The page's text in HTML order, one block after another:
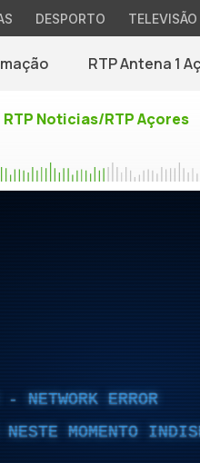
DESPORTO TELEVISÃO
RTP Antena 1
RTP Noticias/RTP Açores
NETWORK ERROR
NESTE MOMENTO